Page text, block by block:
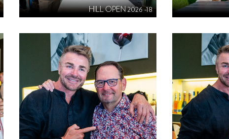
HILL OPEN 2026 -18